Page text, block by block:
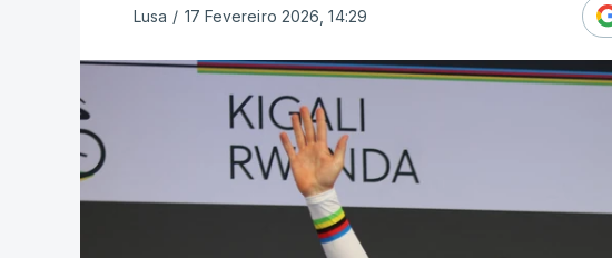
Lusa / 17 Fevereiro 2026, 14:29